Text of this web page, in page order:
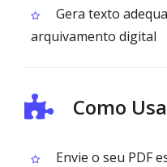
Gera texto
arquivamento digital
Como
Envie o seu PDF